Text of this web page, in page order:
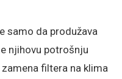
samo da produžava
njihovu potrošnju
filtera na klima